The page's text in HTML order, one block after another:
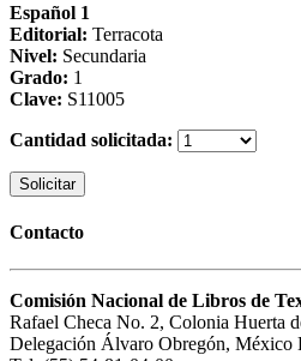
Español 1
Editorial: Terracota
Nivel: Secundaria
Grado: 1
Clave: S11005
Cantidad solicitada:
Solicitar
Contacto
Comisión Nacional de Libros de
Rafael Checa No. 2, Colonia Huerta
Delegación Álvaro Obregón, México